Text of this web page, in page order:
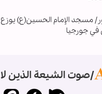
مسجد الإمام الحسين(ع) يوزع
في جورجيا
صوت الشيعة الذين لا